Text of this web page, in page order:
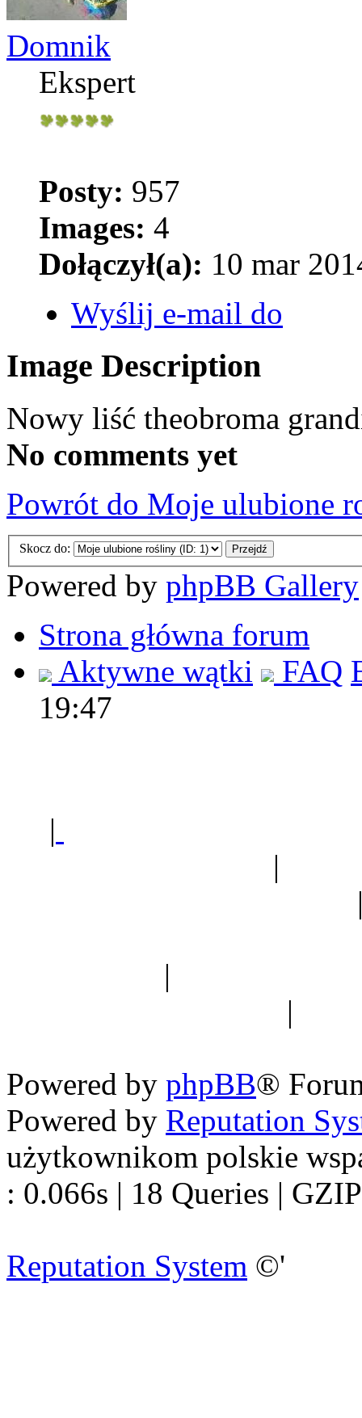
Domnik
Ekspert
Posty: 957
Images: 4
Dołączył(a): 10 mar
Wyślij e-mail do
Image Description
Nowy liść theobroma
No comments yet
Powrót do Moje ulubione
Skocz do:
Powered by phpBB Gallery
Strona główna forum
Aktywne wątki
FAQ
19:47
|
|
|
|
Powered by phpBB®
Powered by Reputation
użytkownikom polskie
: 0.066s | 18 Queries |
Reputation System ©'